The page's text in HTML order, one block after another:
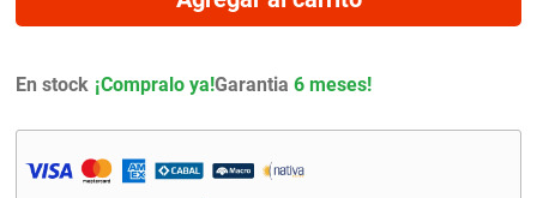
En stock Garantia 6 meses!